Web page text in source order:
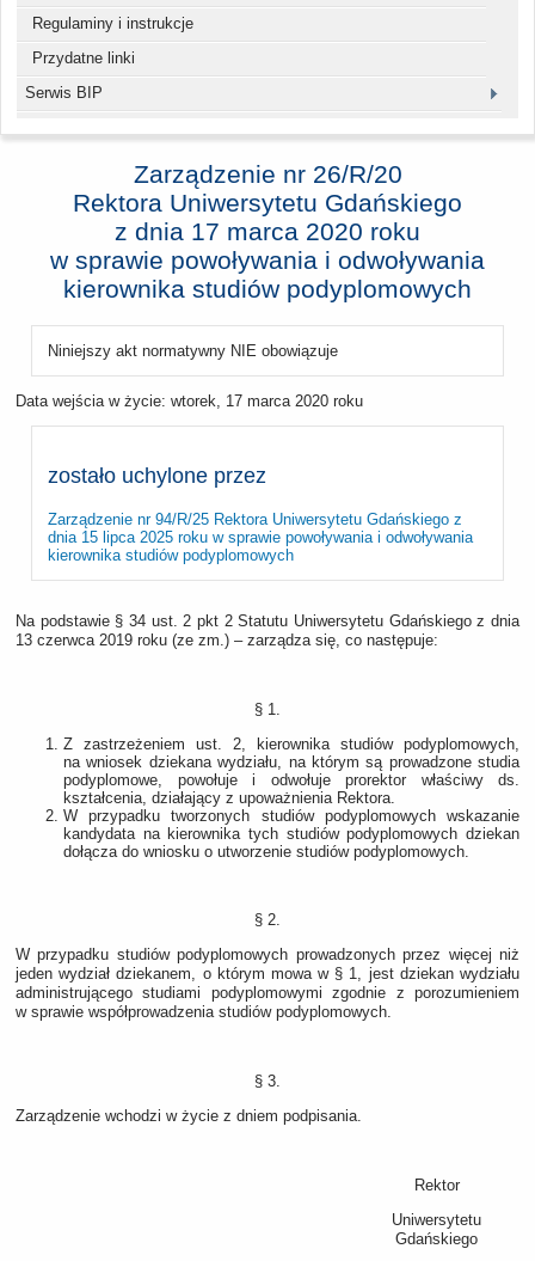
Regulaminy i instrukcje
Przydatne linki
Serwis BIP
Zarządzenie nr 26/R/20
Rektora Uniwersytetu Gdańskiego
z dnia 17 marca 2020 roku
w sprawie powoływania i odwoływania
kierownika studiów podyplomowych
Niniejszy akt normatywny NIE obowiązuje
Data wejścia w życie: wtorek, 17 marca 2020 roku
zostało uchylone przez
Zarządzenie nr 94/R/25 Rektora Uniwersytetu Gdańskiego z
dnia 15 lipca 2025 roku w sprawie powoływania i odwoływania
kierownika studiów podyplomowych
Na podstawie § 34 ust. 2 pkt 2 Statutu Uniwersytetu Gdańskiego z dnia
13 czerwca 2019 roku (ze zm.) – zarządza się, co następuje:
§ 1.
Z zastrzeżeniem ust. 2, kierownika studiów podyplomowych,
na wniosek dziekana wydziału, na którym są prowadzone studia
podyplomowe, powołuje i odwołuje prorektor właściwy ds.
kształcenia, działający z upoważnienia Rektora.
W przypadku tworzonych studiów podyplomowych wskazanie
kandydata na kierownika tych studiów podyplomowych dziekan
dołącza do wniosku o utworzenie studiów podyplomowych.
§ 2.
W przypadku studiów podyplomowych prowadzonych przez więcej niż
jeden wydział dziekanem, o którym mowa w § 1, jest dziekan wydziału
administrującego studiami podyplomowymi zgodnie z porozumieniem
w sprawie współprowadzenia studiów podyplomowych.
§ 3.
Zarządzenie wchodzi w życie z dniem podpisania.
Rektor
Uniwersytetu
Gdańskiego